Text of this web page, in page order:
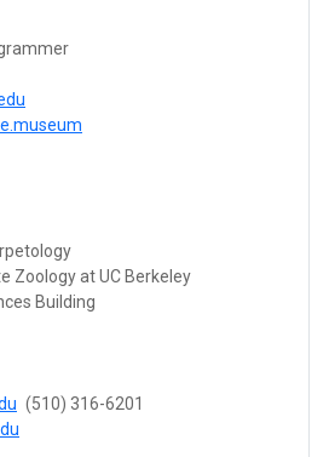
Zoology at UC Berkeley
Building
(510) 316-6201